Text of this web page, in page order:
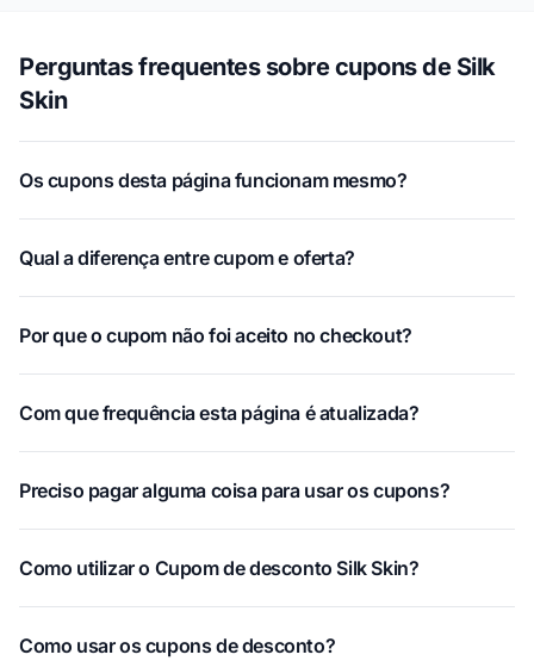
Perguntas frequentes sobre cupons de Silk
Skin
Os cupons desta página funcionam mesmo?
Qual a diferença entre cupom e oferta?
Por que o cupom não foi aceito no checkout?
Com que frequência esta página é atualizada?
Preciso pagar alguma coisa para usar os cupons?
Como utilizar o Cupom de desconto Silk Skin?
Como usar os cupons de desconto?